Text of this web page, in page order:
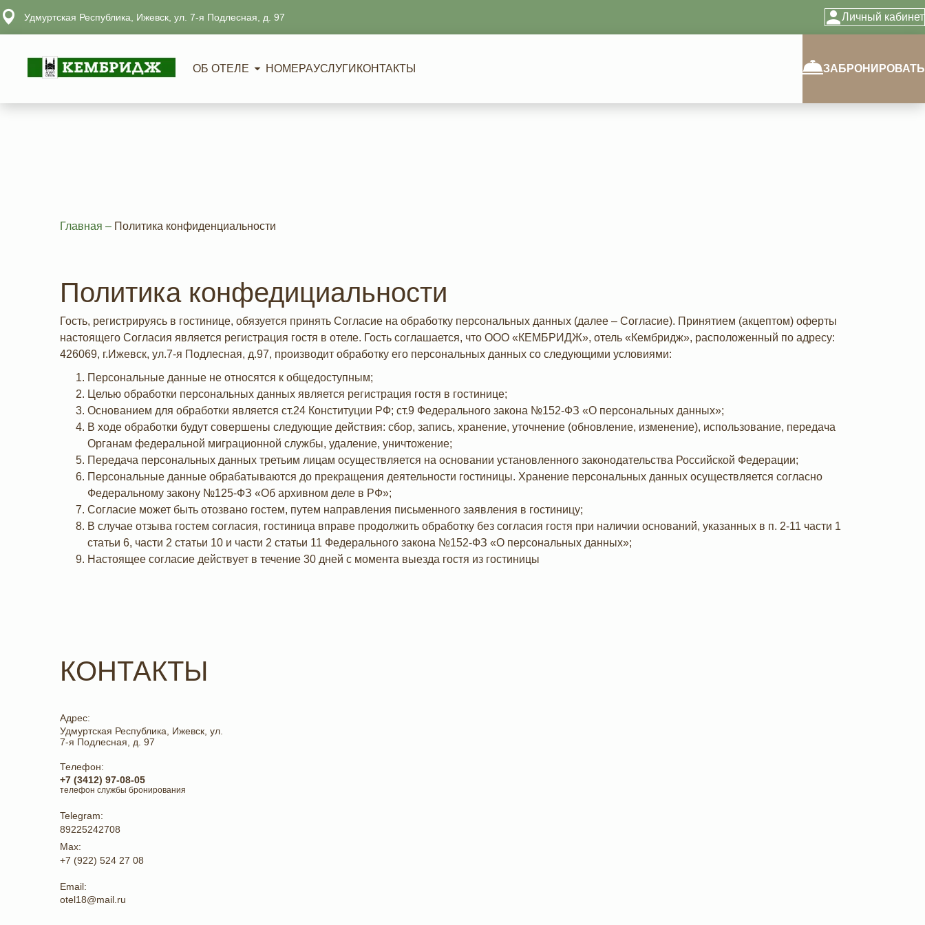
Удмуртская Республика, Ижевск, ул. 7-я Подлесная, д. 97 Личный кабинет
ОБ ОТЕЛЕ НОМЕРАУСЛУГИ КОНТАКТЫ ЗАБРОНИРОВАТЬ
Главная – Политика конфиденциальности
Политика конфедициальности
Гость, регистрируясь в гостинице, обязуется принять Согласие на обработку персональных данных (далее – Согласие). Принятием (акцептом) оферты
настоящего Согласия является регистрация гостя в отеле. Гость соглашается, что ООО «КЕМБРИДЖ», отель «Кембридж», расположенный по адресу:
426069, г.Ижевск, ул.7-я Подлесная, д.97, производит обработку его персональных данных со следующими условиями:
Персональные данные не относятся к общедоступным;
Целью обработки персональных данных является регистрация гостя в гостинице;
Основанием для обработки является ст.24 Конституции РФ; ст.9 Федерального закона №152-ФЗ «О персональных данных»;
В ходе обработки будут совершены следующие действия: сбор, запись, хранение, уточнение (обновление, изменение), использование, передача
Органам федеральной миграционной службы, удаление, уничтожение;
Передача персональных данных третьим лицам осуществляется на основании установленного законодательства Российской Федерации;
Персональные данные обрабатываются до прекращения деятельности гостиницы. Хранение персональных данных осуществляется согласно
Федеральному закону №125-ФЗ «Об архивном деле в РФ»;
Согласие может быть отозвано гостем, путем направления письменного заявления в гостиницу;
В случае отзыва гостем согласия, гостиница вправе продолжить обработку без согласия гостя при наличии оснований, указанных в п. 2-11 части 1
статьи 6, части 2 статьи 10 и части 2 статьи 11 Федерального закона №152-ФЗ «О персональных данных»;
Настоящее согласие действует в течение 30 дней с момента выезда гостя из гостиницы
КОНТАКТЫ
Адрес:
Удмуртская Республика, Ижевск, ул.
7-я Подлесная, д. 97
Телефон:
+7 (3412) 97-08-05
телефон службы бронирования
Telegram:
89225242708
Max:
+7 (922) 524 27 08
Email:
otel18@mail.ru